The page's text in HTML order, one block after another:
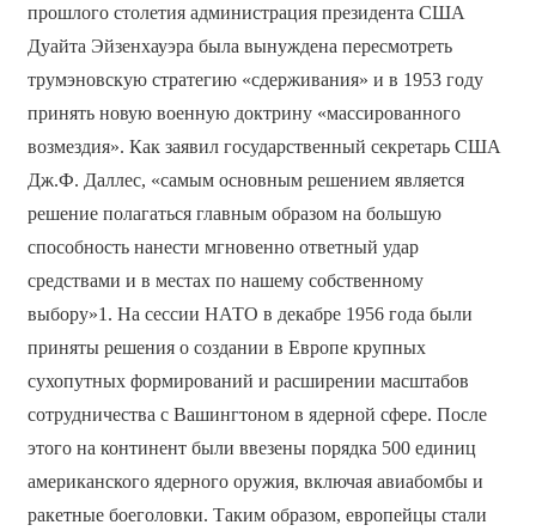
прошлого столетия администрация президента США
Дуайта Эйзенхауэра была вынуждена пересмотреть
трумэновскую стратегию «сдерживания» и в 1953 году
принять новую военную доктрину «массированного
возмездия». Как заявил государственный секретарь США
Дж.Ф. Даллес, «самым основным решением является
решение полагаться главным образом на большую
способность нанести мгновенно ответный удар
средствами и в местах по нашему собственному
выбору»1. На сессии НАТО в декабре 1956 года были
приняты решения о создании в Европе крупных
сухопутных формирований и расширении масштабов
сотрудничества с Вашингтоном в ядерной сфере. После
этого на континент были ввезены порядка 500 единиц
американского ядерного оружия, включая авиабомбы и
ракетные боеголовки. Таким образом, европейцы стали